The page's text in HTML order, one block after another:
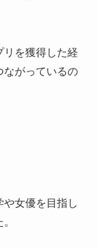
リを獲得した経
ながっているの
女優を目指し